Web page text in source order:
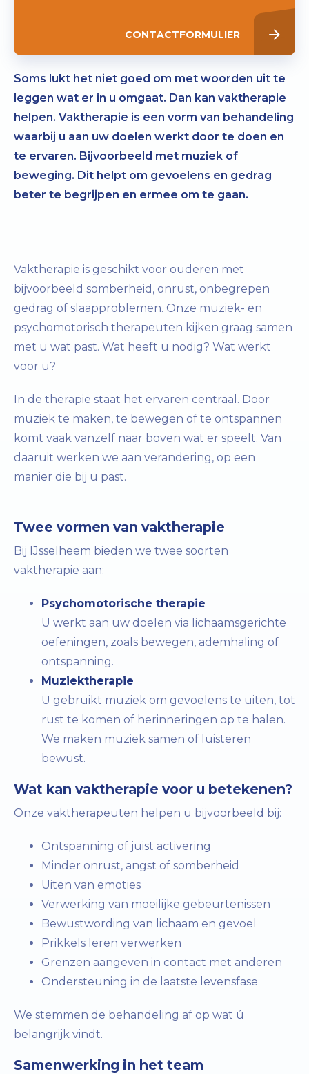
Soms lukt het niet goed om met woorden uit te
leggen wat er in u omgaat. Dan kan vaktherapie
helpen. Vaktherapie is een vorm van behandeling
waarbij u aan uw doelen werkt door te doen en
te ervaren. Bijvoorbeeld met muziek of
beweging. Dit helpt om gevoelens en gedrag
beter te begrijpen en ermee om te gaan.
CONTACTFORMULIER
Vaktherapie is geschikt voor ouderen met
bijvoorbeeld somberheid, onrust, onbegrepen
gedrag of slaapproblemen. Onze muziek- en
psychomotorisch therapeuten kijken graag samen
met u wat past. Wat heeft u nodig? Wat werkt
voor u?
In de therapie staat het ervaren centraal. Door
muziek te maken, te bewegen of te ontspannen
komt vaak vanzelf naar boven wat er speelt. Van
daaruit werken we aan verandering, op een
manier die bij u past.
Twee vormen van vaktherapie
Bij IJsselheem bieden we twee soorten
vaktherapie aan:
Psychomotorische therapie
U werkt aan uw doelen via lichaamsgerichte
oefeningen, zoals bewegen, ademhaling of
ontspanning.
Muziektherapie
U gebruikt muziek om gevoelens te uiten, tot
rust te komen of herinneringen op te halen.
We maken muziek samen of luisteren
bewust.
Wat kan vaktherapie voor u betekenen?
Onze vaktherapeuten helpen u bijvoorbeeld bij:
Ontspanning of juist activering
Minder onrust, angst of somberheid
Uiten van emoties
Verwerking van moeilijke gebeurtenissen
Bewustwording van lichaam en gevoel
Prikkels leren verwerken
Grenzen aangeven in contact met anderen
Ondersteuning in de laatste levensfase
We stemmen de behandeling af op wat ú
belangrijk vindt.
Samenwerking in het team